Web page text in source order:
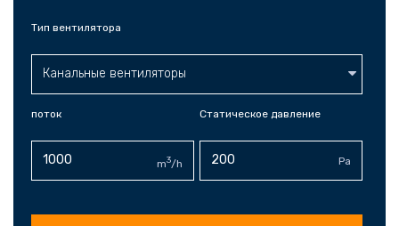
Тип вентилятора
Канальные вентиляторы
поток
m3/h
Статическое давление
Pa